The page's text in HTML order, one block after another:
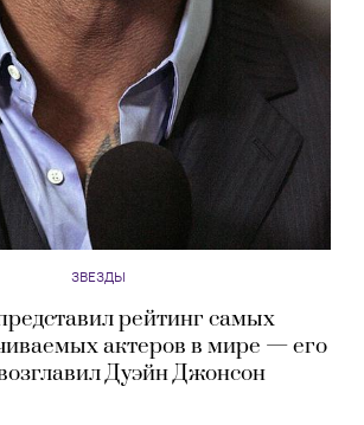
ЗВЕЗДЫ
рейтинг самых
актеров в мире — его
Дуэйн Джонсон